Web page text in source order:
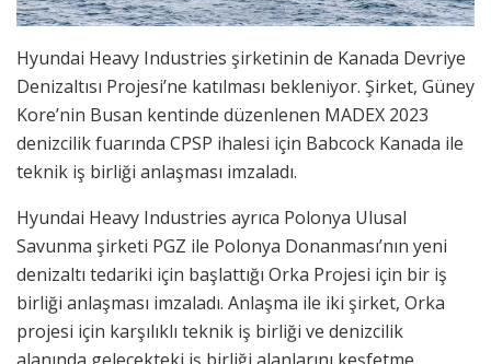
Hyundai Heavy Industries şirketinin de Kanada Devriye
Denizaltısı Projesi’ne katılması bekleniyor. Şirket, Güney
Kore’nin Busan kentinde düzenlenen MADEX 2023
denizcilik fuarında CPSP ihalesi için Babcock Kanada ile
teknik iş birliği anlaşması imzaladı.
Hyundai Heavy Industries ayrıca Polonya Ulusal
Savunma şirketi PGZ ile Polonya Donanması’nın yeni
denizaltı tedariki için başlattığı Orka Projesi için bir iş
birliği anlaşması imzaladı. Anlaşma ile iki şirket, Orka
projesi için karşılıklı teknik iş birliği ve denizcilik